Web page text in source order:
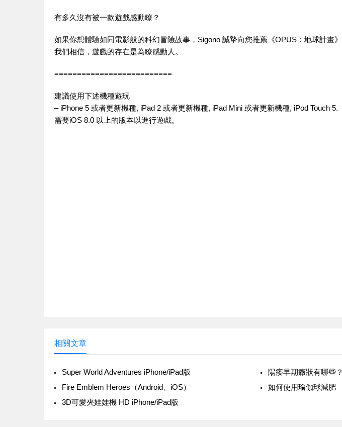
有多久沒有被一款遊戲感動瞭？
如果你想體驗如同電影般的科幻冒險故事，Sigono 誠摯向您推薦《OPUS：地球計畫》
我們相信，遊戲的存在是為瞭感動人。
==========================
建議使用下述機種遊玩
– iPhone 5 或者更新機種, iPad 2 或者更新機種, iPad Mini 或者更新機種, iPod Touch 5.
需要iOS 8.0 以上的版本以進行遊戲。
相關文章
Super World Adventures iPhone/iPad版
陽痿早期癥狀有哪些？
‎Fire Emblem Heroes（Android、iOS）
如何使用瑜伽球減肥
3D可愛夾娃娃機 HD iPhone/iPad版